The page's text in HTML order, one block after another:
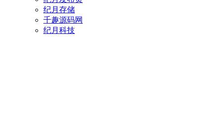
纪月存储
千趣源码网
纪月科技